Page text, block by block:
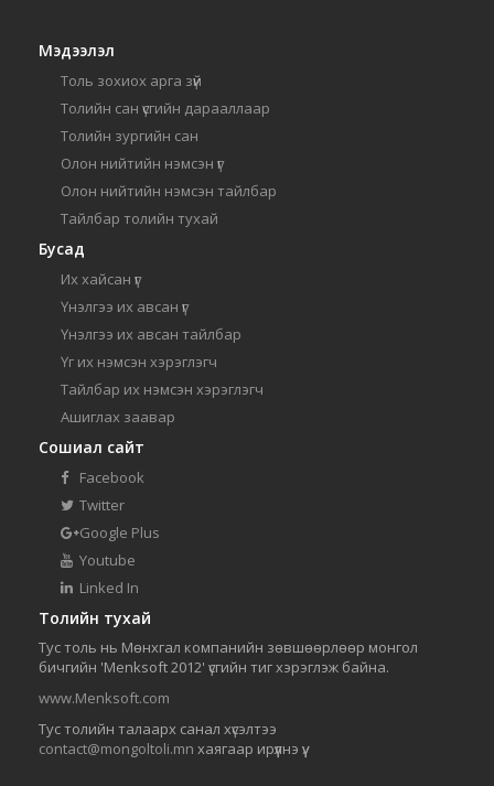
Мэдээлэл
Толь зохиох арга зүй
Толийн сан үсгийн дарааллаар
Толийн зургийн сан
Олон нийтийн нэмсэн үг
Олон нийтийн нэмсэн тайлбар
Тайлбар толийн тухай
Бусад
Их хайсан үг
Үнэлгээ их авсан үг
Үнэлгээ их авсан тайлбар
Үг их нэмсэн хэрэглэгч
Тайлбар их нэмсэн хэрэглэгч
Ашиглах заавар
Сошиал сайт
Facebook
Twitter
Google Plus
Youtube
Linked In
Толийн тухай
Тус толь нь Мөнхгал компанийн зөвшөөрлөөр монгол
бичгийн 'Menksoft 2012' үсгийн тиг хэрэглэж байна.
www.Menksoft.com
Тус толийн талаарх санал хүсэлтээ
contact@mongoltoli.mn хаягаар ирүүлнэ үү.